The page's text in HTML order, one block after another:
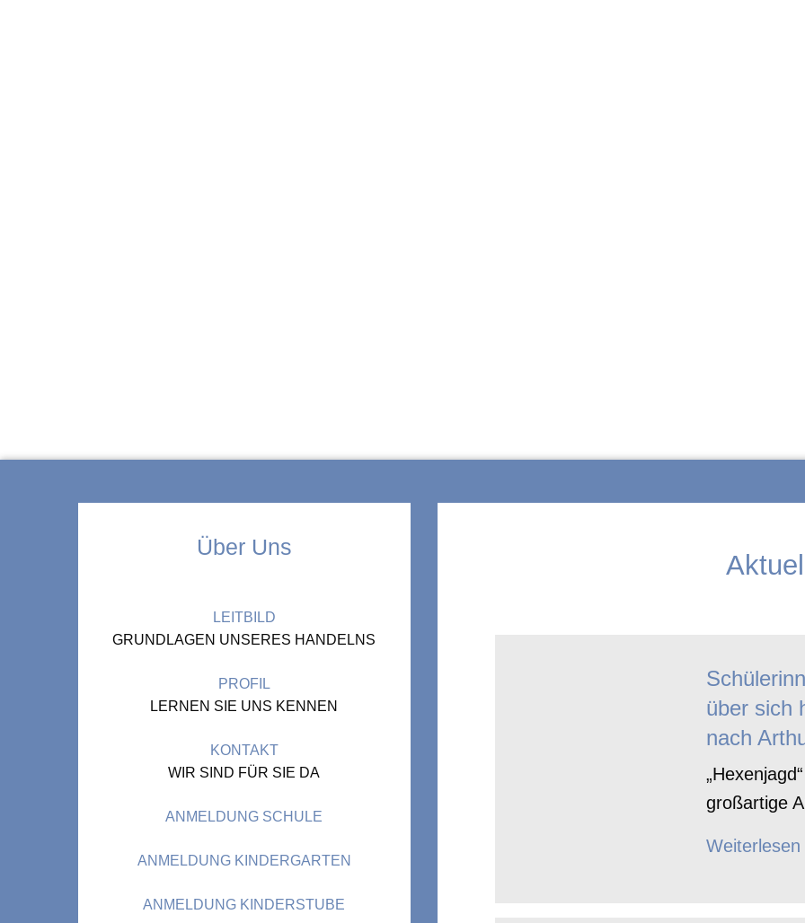
Über Uns
LEITBILD
GRUNDLAGEN UNSERES HANDELNS
PROFIL
LERNEN SIE UNS KENNEN
KONTAKT
WIR SIND FÜR SIE DA
ANMELDUNG SCHULE
ANMELDUNG KINDERGARTEN
ANMELDUNG KINDERSTUBE
über sich
nach
großartige
Weiterlesen